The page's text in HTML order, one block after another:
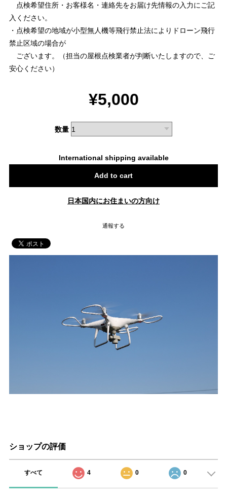
点検希望住所・お客様名・連絡先をお届け先情報の入力にご記
入ください。
・点検希望の地域が小型無人機等飛行禁止法によりドローン飛行
禁止区域の場合が
ございます。（担当の屋根点検業者が判断いたしますので、ご
安心ください）
¥5,000
数量
International shipping available
Add to cart
日本国内にお住まいの方向け
通報する
ショップの評価
すべて 4 0 0